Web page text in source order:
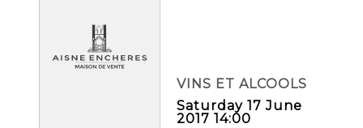
VINS ET ALCOOLS
Saturday 17 June
2017 14:00